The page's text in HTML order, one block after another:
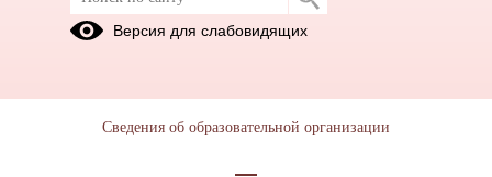
Перечень документов, необходимых
для предоставления муниципальной
Версия для слабовидящих
Сведения об образовательной организации